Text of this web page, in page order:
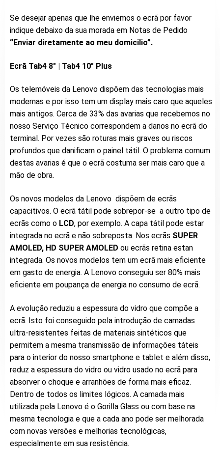
Se desejar apenas que lhe enviemos o ecrã por favor
indique debaixo da sua morada em Notas de Pedido
“Enviar diretamente ao meu domicilio”.
Ecrã Tab4 8″ | Tab4 10″ Plus
Os telemóveis da Lenovo dispõem das tecnologias mais
modernas e por isso tem um display mais caro que aqueles
mais antigos. Cerca de 33% das avarias que recebemos no
nosso Serviço Técnico correspondem a danos no ecrã do
terminal. Por vezes são roturas mais graves ou riscos
profundos que danificam o painel tátil. O problema comum
destas avarias é que o ecrã costuma ser mais caro que a
mão de obra.
Os novos modelos da Lenovo dispõem de ecrãs
capacitivos. O ecrã tátil pode sobrepor-se a outro tipo de
ecrãs como o LCD, por exemplo. A capa tátil pode estar
integrada no ecrã e não sobreposta. Nos ecrãs SUPER
AMOLED, HD SUPER AMOLED ou ecrãs retina estan
integrada. Os novos modelos tem um ecrã mais eficiente
em gasto de energia. A Lenovo conseguiu ser 80% mais
eficiente em poupança de energia no consumo de ecrã.
A evolução reduziu a espessura do vidro que compõe a
ecrã. Isto foi conseguido pela introdução de camadas
ultra-resistentes feitas de materiais sintéticos que
permitem a mesma transmissão de informações táteis
para o interior do nosso smartphone e tablet e além disso,
reduz a espessura do vidro ou vidro usado no ecrã para
absorver o choque e arranhões de forma mais eficaz.
Dentro de todos os limites lógicos. A camada mais
utilizada pela Lenovo é o Gorilla Glass ou com base na
mesma tecnologia e que a cada ano pode ser melhorada
com novas versões e melhorias tecnológicas,
especialmente em sua resistência.